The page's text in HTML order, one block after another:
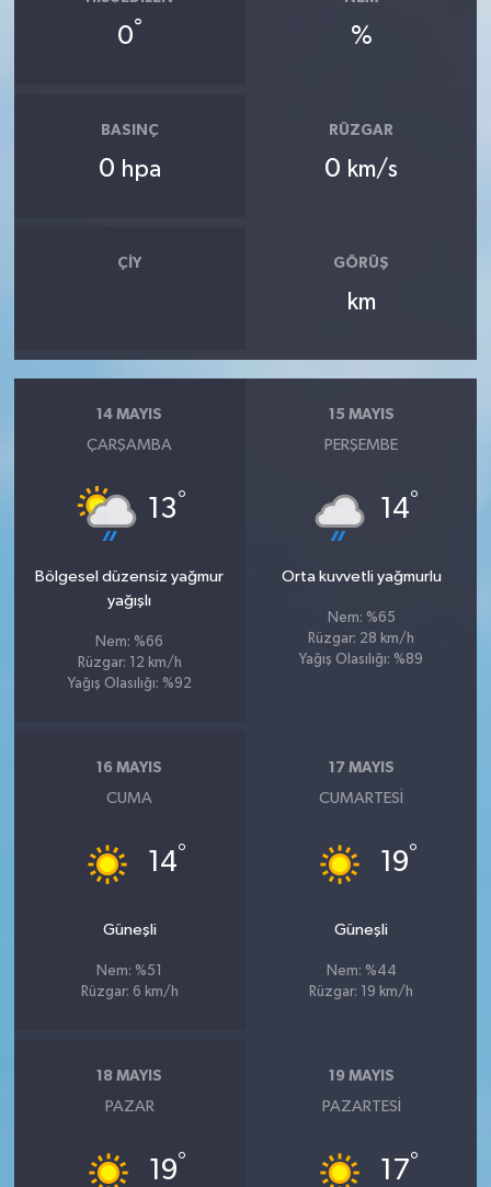
0° %
BASINÇ
0 hpa
RÜZGAR
0 km/s
ÇIY GÖRÜŞ
km
14 MAYIS
ÇARŞAMBA
13°
Bölgesel düzensiz yağmur
yağışlı
Nem: %66
Rüzgar: 12 km/h
Yağış Olasılığı: %92
15 MAYIS
PERŞEMBE
14°
Orta kuvvetli yağmurlu
Nem: %65
Rüzgar: 28 km/h
Yağış Olasılığı: %89
16 MAYIS
CUMA
14°
Güneşli
Nem: %51
Rüzgar: 6 km/h
17 MAYIS
CUMARTESI
19°
Güneşli
Nem: %44
Rüzgar: 19 km/h
18 MAYIS
PAZAR
19°
19 MAYIS
PAZARTESI
17°